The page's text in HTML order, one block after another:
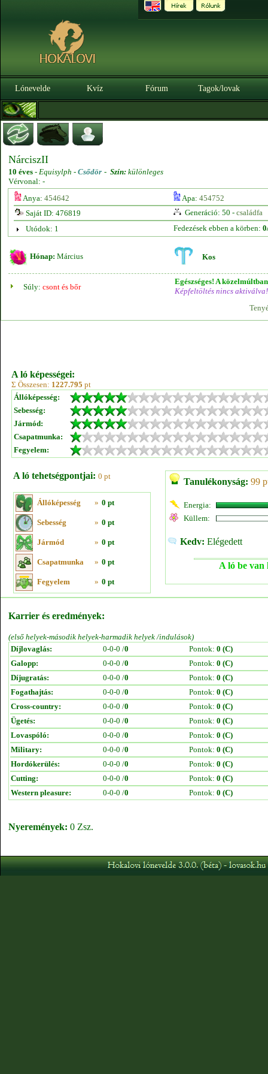
Lónevelde Kvíz Fórum Tagok/lovak
NárciszII
10 éves - Equisylph - Csődör - Szín: különleges
Vérvonal: -
Anya: 454642 Apa: 454752
Saját ID: 476819
Generáció: 50 - családfa
Utódok: 1
Fedezések ebben a körben:
Hónap: Március Kos
Súly: csont és bőr
Egészséges! A
Képfeltöltés nincs aktiválva!
A ló képességei:
Σ Összesen: 1227.795 pt
Állóképesség:
Sebesség:
Jármód:
Csapatmunka:
Fegyelem:
A ló tehetségpontjai: 0 pt
Állóképesség » 0 pt
Sebesség » 0 pt
Jármód » 0 pt
Csapatmunka » 0 pt
Fegyelem » 0 pt
Tanulékonyság: 99
Energia:
Küllem:
Kedv: Elégedett
A ló be van
Karrier és eredmények:
(első helyek-második helyek-harmadik helyek /indulások)
Díjlovaglás:
0-0-0 /0 Pontok: 0 (C)
Galopp:
0-0-0 /0 Pontok: 0 (C)
Díjugratás:
0-0-0 /0 Pontok: 0 (C)
Fogathajtás:
0-0-0 /0 Pontok: 0 (C)
Cross-country:
0-0-0 /0 Pontok: 0 (C)
Ügetés:
0-0-0 /0 Pontok: 0 (C)
Lovaspóló:
0-0-0 /0 Pontok: 0 (C)
Military:
0-0-0 /0 Pontok: 0 (C)
Hordókerülés:
0-0-0 /0 Pontok: 0 (C)
Cutting:
0-0-0 /0 Pontok: 0 (C)
Western pleasure:
0-0-0 /0 Pontok: 0 (C)
Nyeremények: 0 Zsz.